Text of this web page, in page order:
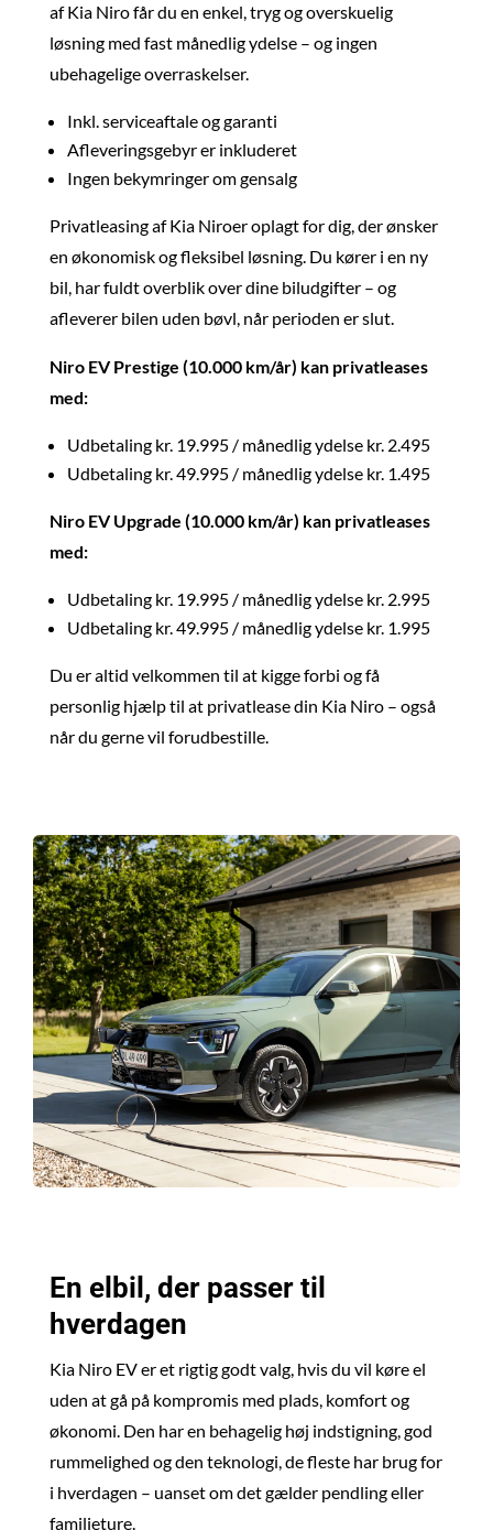
af Kia Niro får du en enkel, tryg og overskuelig
løsning med fast månedlig ydelse – og ingen
ubehagelige overraskelser.
Inkl. serviceaftale og garanti
Afleveringsgebyr er inkluderet
Ingen bekymringer om gensalg
Privatleasing af Kia Niroer oplagt for dig, der ønsker
en økonomisk og fleksibel løsning. Du kører i en ny
bil, har fuldt overblik over dine biludgifter – og
afleverer bilen uden bøvl, når perioden er slut.
Niro EV Prestige (10.000 km/år) kan privatleases
med:
Udbetaling kr. 19.995 / månedlig ydelse kr. 2.495
Udbetaling kr. 49.995 / månedlig ydelse kr. 1.495
Niro EV Upgrade (10.000 km/år) kan privatleases
med:
Udbetaling kr. 19.995 / månedlig ydelse kr. 2.995
Udbetaling kr. 49.995 / månedlig ydelse kr. 1.995
Du er altid velkommen til at kigge forbi og få
personlig hjælp til at privatlease din Kia Niro – også
når du gerne vil forudbestille.
En elbil, der passer til
hverdagen
Kia Niro EV er et rigtig godt valg, hvis du vil køre el
uden at gå på kompromis med plads, komfort og
økonomi. Den har en behagelig høj indstigning, god
rummelighed og den teknologi, de fleste har brug for
i hverdagen – uanset om det gælder pendling eller
familieture.